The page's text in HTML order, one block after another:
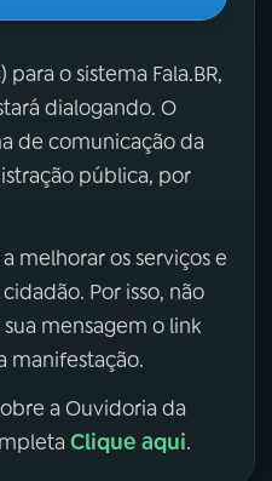
o sistema Fala.BR,
dialogando. O
de comunicação da
pública, por
melhorar os serviços e
Por isso, não
mensagem o link
manifestação.
a Ouvidoria da
Clique aqui.